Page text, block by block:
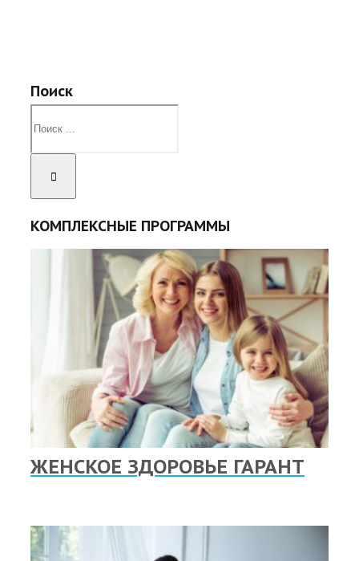
Поиск
КОМПЛЕКСНЫЕ ПРОГРАММЫ
ЖЕНСКОЕ ЗДОРОВЬЕ ГАРАНТ